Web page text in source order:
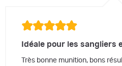
Idéale pour les sangliers
Très bonne munition, bons